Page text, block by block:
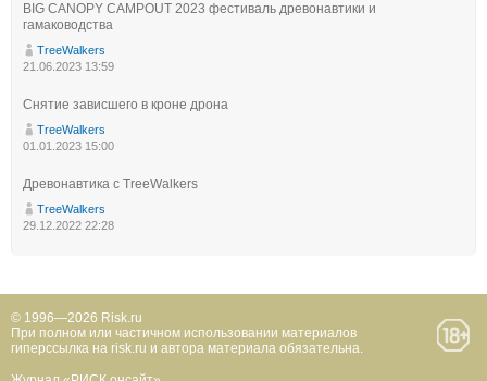
BIG CANOPY CAMPOUT 2023 фестиваль древонавтики и
гамаководства
TreeWalkers
21.06.2023 13:59
Снятие зависшего в кроне дрона
TreeWalkers
01.01.2023 15:00
Древонавтика с TreeWalkers
TreeWalkers
29.12.2022 22:28
© 1996—2026 Risk.ru
При полном или частичном использовании материалов
гиперссылка на risk.ru и автора материала обязательна.